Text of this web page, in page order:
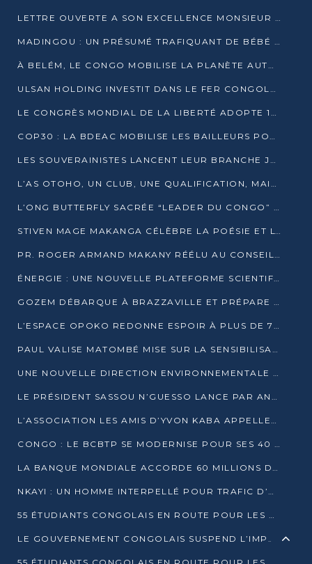
LETTRE OUVERTE A SON EXCELLENCE MONSIEUR DENIS SASSOU NGUESSO, PRESIDENT DE LAREPUBLIQUE DU CONGO
MADINGOU : UN PRÉSUMÉ TRAFIQUANT DE BÉBÉ CHIMPANZÉ FIXÉ SUR SON SORT LE 20 NOVEMBRE
À BELÉM, LE CONGO MOBILISE LA PLANÈTE AUTOUR DU FONDS BLEU POUR LE BASSIN DU CONGO
ULSAN HOLDING INVESTIT DANS LE FER CONGOLAIS
LE CONGRÈS MONDIAL DE LA LIBERTÉ ADOPTE 14 RÉSOLUTIONS HISTORIQUES
COP30 : LA BDEAC MOBILISE LES BAILLEURS POUR LE FONDS BLEU DU BASSIN DU CONGO
LES SOUVERAINISTES LANCENT LEUR BRANCHE JEUNE À BRAZZAVILLE
L’AS OTOHO, UN CLUB, UNE QUALIFICATION, MAIS ENCORE DES DOUTES
L’ONG BUTTERFLY SACRÉE “LEADER DU CONGO” AU PRIX D’EXCELLENCE 2025
STIVEN MAGE MAKANGA CÉLÈBRE LA POÉSIE ET L’HUMAIN AVEC SON RECUEIL “HECTARE”
PR. ROGER ARMAND MAKANY RÉÉLU AU CONSEIL DE L’AUF
ÉNERGIE : UNE NOUVELLE PLATEFORME SCIENTIFIQUE POUR LA TRANSITION ÉNERGÉTIQUE EN AFRIQUE CENTRALE
GOZEM DÉBARQUE À BRAZZAVILLE ET PRÉPARE SON ARRIVÉE À POINTE-NOIRE
L’ESPACE OPOKO REDONNE ESPOIR À PLUS DE 775 ÉLÈVES AUTOCHTONES DANS LE NORD DU CONGO
PAUL VALISE MATOMBÉ MISE SUR LA SENSIBILISATION POUR ÉRAQUER LE GRAND BANDITISME
UNE NOUVELLE DIRECTION ENVIRONNEMENTALE POUR RENFORCER LA GESTION DES DONNÉES AU CONGO
LE PRÉSIDENT SASSOU N’GUESSO LANCE PAR ANTICIPATION LA 39ÈME JOURNÉE NATIONALE DE L’ARBRE
L’ASSOCIATION LES AMIS D’YVON KABA APPELLENT DENIS SASSOU N’GUESSO À SE PORTER CANDIDAT
CONGO : LE BCBTP SE MODERNISE POUR SES 40 ANS D’EXISTENCE
LA BANQUE MONDIALE ACCORDE 60 MILLIONS DE DOLLARS POUR LA RÉSILIENCE URBAINE AU CONGO
NKAYI : UN HOMME INTERPELLÉ POUR TRAFIC D’UN BÉBÉ CHIMPANZÉ
55 ÉTUDIANTS CONGOLAIS EN ROUTE POUR LES UNIVERSITÉS ALGÉRIENNES
LE GOUVERNEMENT CONGOLAIS SUSPEND L’IMPORTATION DES MACHETTES ET DES MOTOS